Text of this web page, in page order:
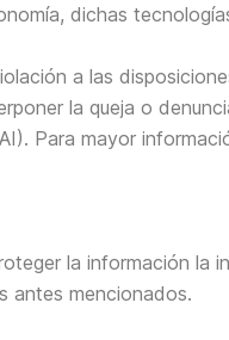
dichas
a las
la queja o
Para mayor
la información la
antes mencionados.